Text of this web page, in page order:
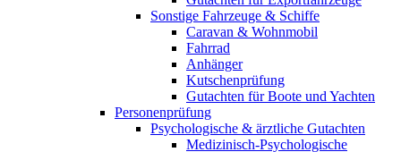
Sonstige Fahrzeuge & Schiffe
Caravan & Wohnmobil
Fahrrad
Anhänger
Kutschenprüfung
Gutachten für Boote und Yachten
Personenprüfung
Psychologische & ärztliche Gutachten
Medizinisch-Psychologische